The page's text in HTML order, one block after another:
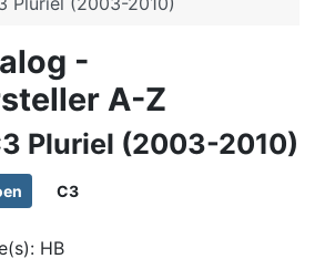
-
A-Z
Pluriel (2003-2010)
C3
HB